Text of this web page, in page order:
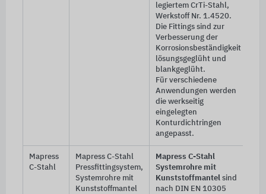
legiertem CrTi-Stahl,
Werkstoff Nr. 1.4520.
Die Fittings sind zur
Verbesserung der
Korrosionsbeständigkeit
lösungsgeglüht und
blankgeglüht.
Für verschiedene
Anwendungen werden
die werkseitig
eingelegten
Konturdichtringen
angepasst.
Mapress
C-Stahl
Mapress C-Stahl
Pressfittingsystem,
Systemrohre mit
Kunststoffmantel
Mapress C-Stahl
Systemrohre mit
Kunststoffmantelsind
nach DIN EN 10305